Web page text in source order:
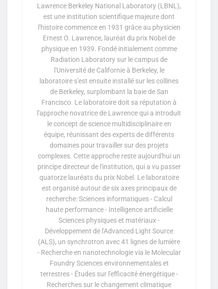
Lawrence Berkeley National Laboratory (LBNL),
est une institution scientifique majeure dont
l'histoire commence en 1931 grâce au physicien
Ernest O. Lawrence, lauréat du prix Nobel de
physique en 1939. Fondé initialement comme
Radiation Laboratory sur le campus de
l'Université de Californie à Berkeley, le
laboratoire s'est ensuite installé sur les collines
de Berkeley, surplombant la baie de San
Francisco. Le laboratoire doit sa réputation à
l'approche novatrice de Lawrence qui a introduit
le concept de science multidisciplinaire en
équipe, réunissant des experts de différents
domaines pour travailler sur des projets
complexes. Cette approche reste aujourd'hui un
principe directeur de l'institution, qui a vu passer
quatorze lauréats du prix Nobel. Le laboratoire
est organisé autour de six axes principaux de
recherche: Sciences informatiques - Calcul
haute performance - Intelligence artificielle
Sciences physiques et matériaux -
Développement de l'Advanced Light Source
(ALS), un synchrotron avec 41 lignes de lumière
- Recherche en nanotechnologie via le Molecular
Foundry Sciences environnementales et
terrestres - Études sur l'efficacité énergétique -
Recherches sur le changement climatique